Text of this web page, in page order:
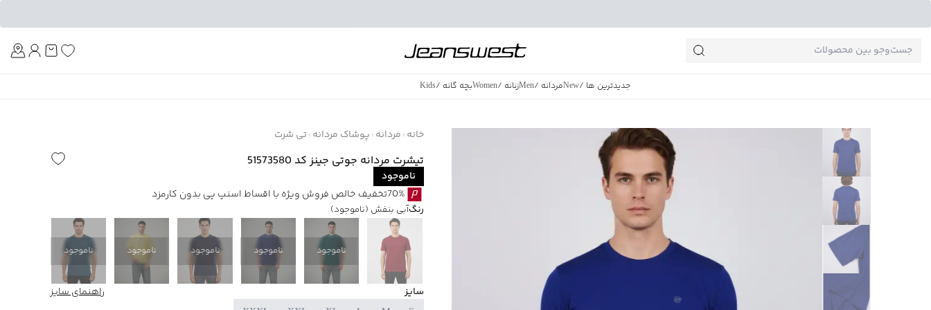
جدیدترین ها /
Newمردانه /
Menزنانه /
Womenبچه گانه /
Kids
خانه مردانه پوشاک مردانه تی شرت
تیشرت مردانه جوتی جینز کد 51573580
ناموجود
70%تخفیف خالص فروش ویژه با اقساط اسنپ پی بدون کارمزد
رنگآبی بنفش (ناموجود)
ناموجود ناموجود ناموجود ناموجود ناموجود
سایز
راهنمای سایز